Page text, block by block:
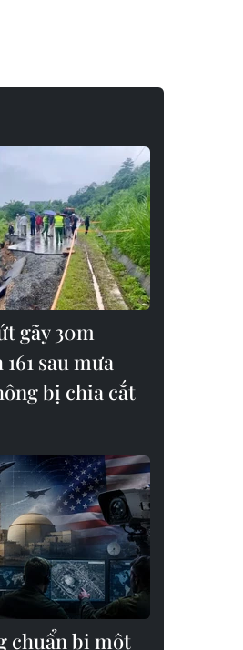
gãy 30m
sau mưa
bị chia cắt
chuẩn bị một